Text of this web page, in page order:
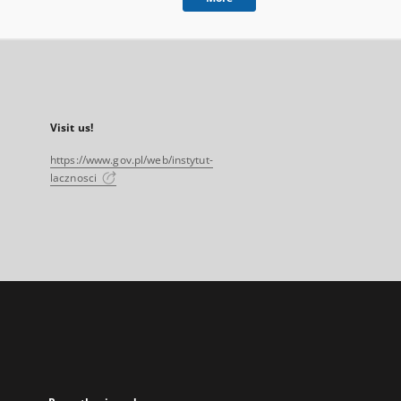
Visit us!
https://www.gov.pl/web/instytut-
lacznosci